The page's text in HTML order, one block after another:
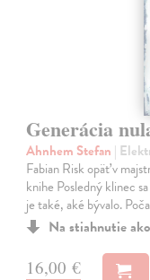
Generácia
Ahnhem Stefan |
Fabian Risk opäť v
knihe Posledný klinec
je také, aké bývalo.
Na stiahnutie ako
16,00 €